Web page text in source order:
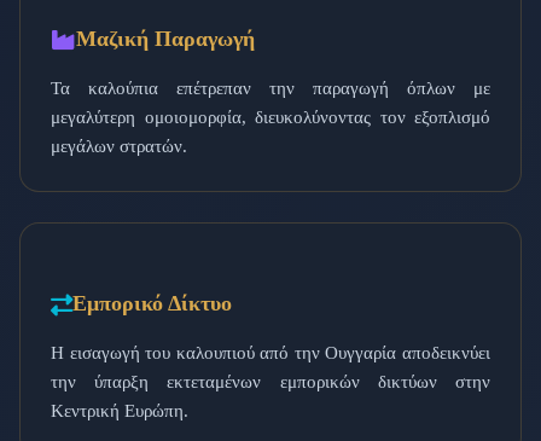
Μαζική Παραγωγή
Τα καλούπια επέτρεπαν την παραγωγή όπλων με
μεγαλύτερη ομοιομορφία, διευκολύνοντας τον εξοπλισμό
μεγάλων στρατών.
Εμπορικό Δίκτυο
Η εισαγωγή του καλουπιού από την Ουγγαρία αποδεικνύει
την ύπαρξη εκτεταμένων εμπορικών δικτύων στην
Κεντρική Ευρώπη.